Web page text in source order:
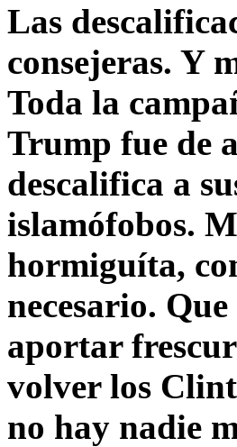
Las
consejeras. Y
Toda la
Trump fue de
descalifica a
islamófobos.
hormiguíta,
necesario.
aportar
volver los
no hay nadie